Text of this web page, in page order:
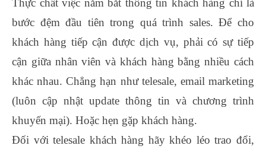
Thực chất việc nắm bắt thông tin khách hàng chỉ là
bước đệm đầu tiên trong quá trình sales. Để cho
khách hàng tiếp cận được dịch vụ, phải có sự tiếp
cận giữa nhân viên và khách hàng bằng nhiều cách
khác nhau. Chẳng hạn như telesale, email marketing
(luôn cập nhật update thông tin và chương trình
khuyến mại). Hoặc hẹn gặp khách hàng.
Đối với telesale khách hàng hãy khéo léo trao đổi,